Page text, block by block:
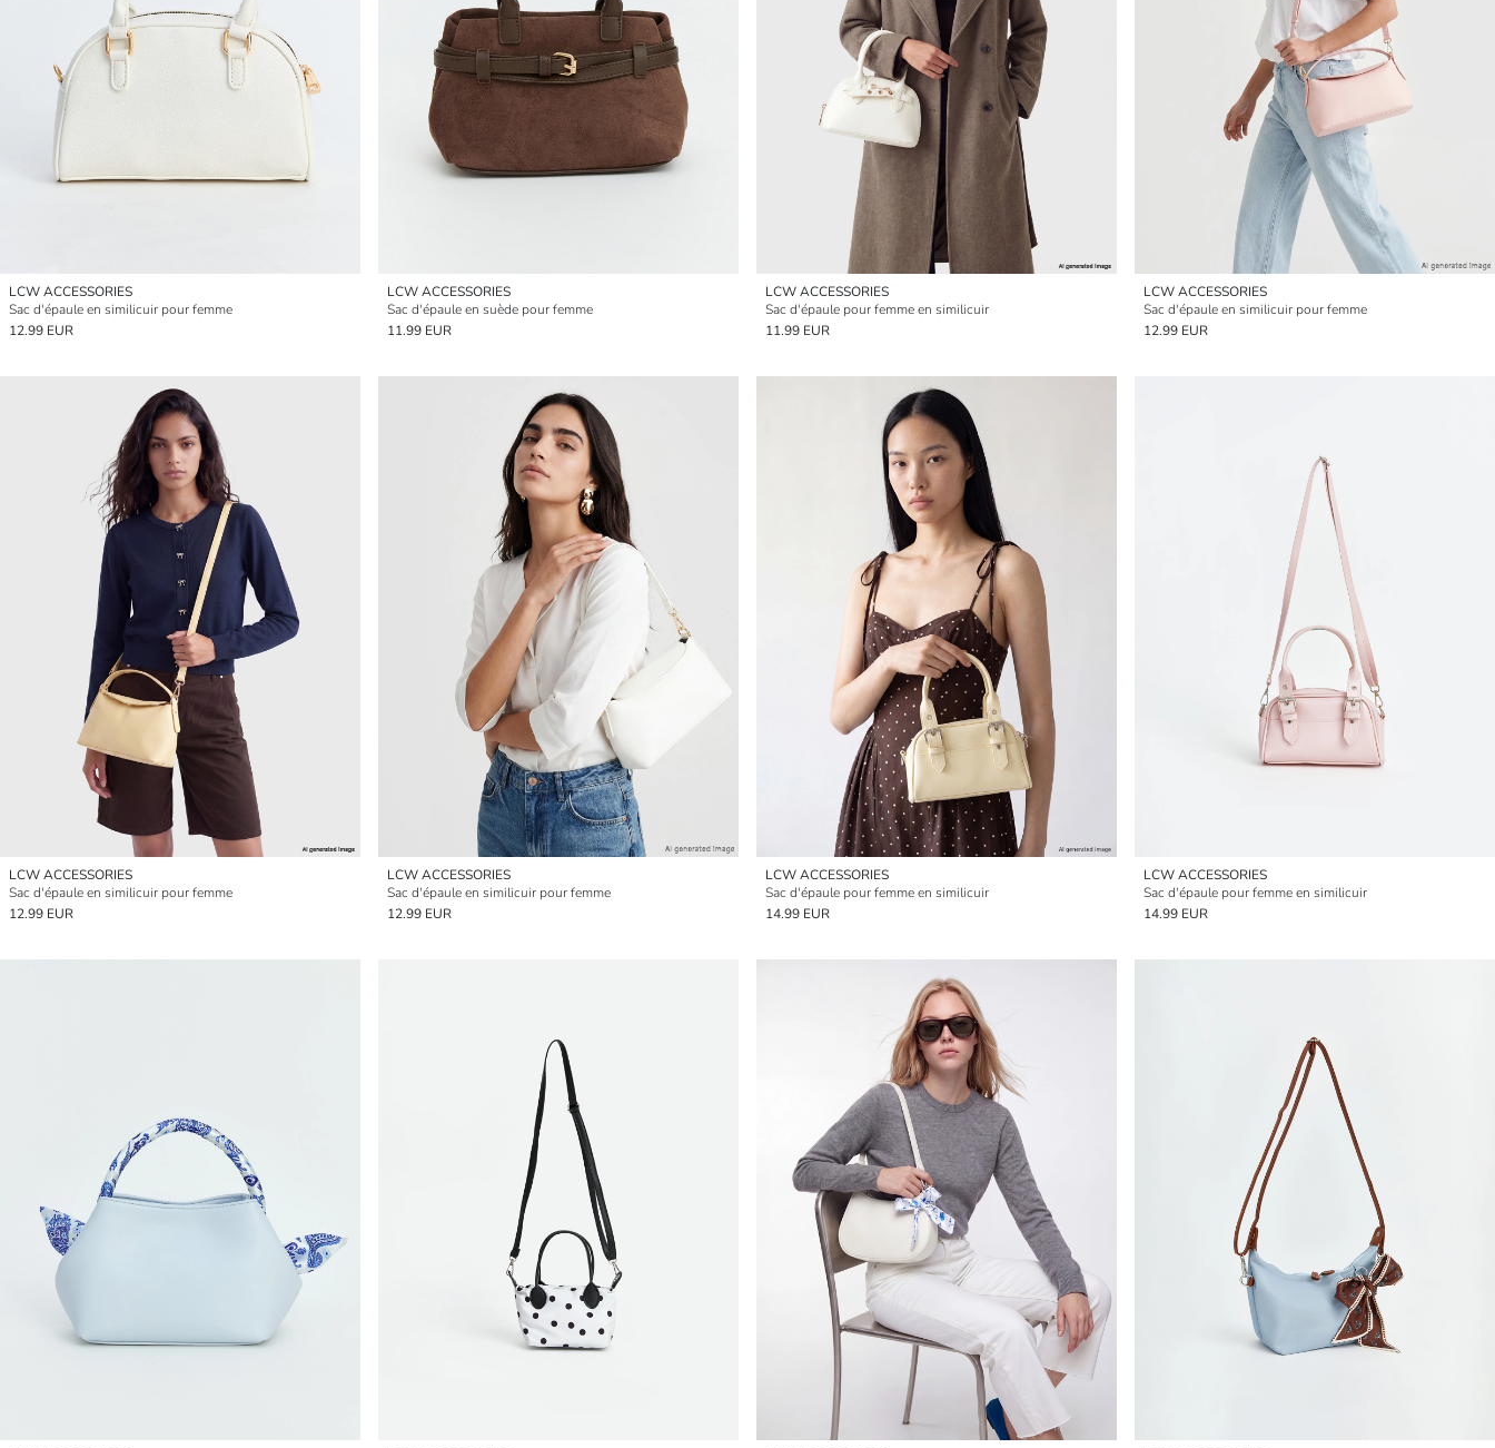
LCW ACCESSORIES
Sac d'épaule en similicuir pour femme
12.99 EUR
LCW ACCESSORIES
Sac d'épaule en suède pour femme
11.99 EUR
LCW ACCESSORIES
Sac d'épaule pour femme en similicuir
11.99 EUR
LCW ACCESSORIES
Sac d'épaule en similicuir pour femme
12.99 EUR
LCW ACCESSORIES
Sac d'épaule en similicuir pour femme
12.99 EUR
LCW ACCESSORIES
Sac d'épaule en similicuir pour femme
12.99 EUR
LCW ACCESSORIES
Sac d'épaule pour femme en similicuir
14.99 EUR
LCW ACCESSORIES
Sac d'épaule pour femme en similicuir
14.99 EUR